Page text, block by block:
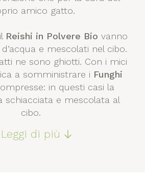
amico gatto.
Reishi in Polvere Bio vanno
e mescolati nel cibo.
ne sono ghiotti. Con i mici
a somministrare i Funghi
in questi casi la
schiacciata e mescolata al
cibo.
il dosaggio, si consiglia di
Leggi di più